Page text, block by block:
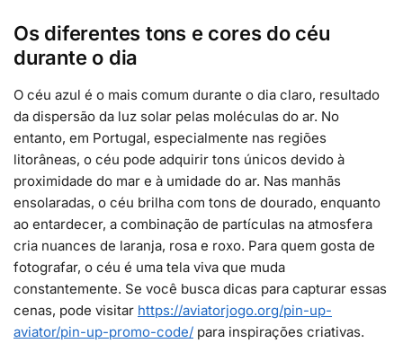
Os diferentes tons e cores do céu
durante o dia
O céu azul é o mais comum durante o dia claro, resultado
da dispersão da luz solar pelas moléculas do ar. No
entanto, em Portugal, especialmente nas regiões
litorâneas, o céu pode adquirir tons únicos devido à
proximidade do mar e à umidade do ar. Nas manhãs
ensolaradas, o céu brilha com tons de dourado, enquanto
ao entardecer, a combinação de partículas na atmosfera
cria nuances de laranja, rosa e roxo. Para quem gosta de
fotografar, o céu é uma tela viva que muda
constantemente. Se você busca dicas para capturar essas
cenas, pode visitar https://aviatorjogo.org/pin-up-
aviator/pin-up-promo-code/ para inspirações criativas.